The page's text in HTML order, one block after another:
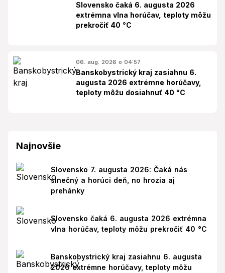
Slovensko čaká 6. augusta 2026
extrémna vlna horúčav, teploty môžu
prekročiť 40 °C
06. aug. 2026 o 04:57
Banskobystrický kraj zasiahnu 6.
augusta 2026 extrémne horúčavy,
teploty môžu dosiahnuť 40 °C
Najnovšie
Slovensko 7. augusta 2026: Čaká nás
slnečný a horúci deň, no hrozia aj
prehánky
Slovensko čaká 6. augusta 2026 extrémna
vlna horúčav, teploty môžu prekročiť 40 °C
Banskobystrický kraj zasiahnu 6. augusta
2026 extrémne horúčavy, teploty môžu